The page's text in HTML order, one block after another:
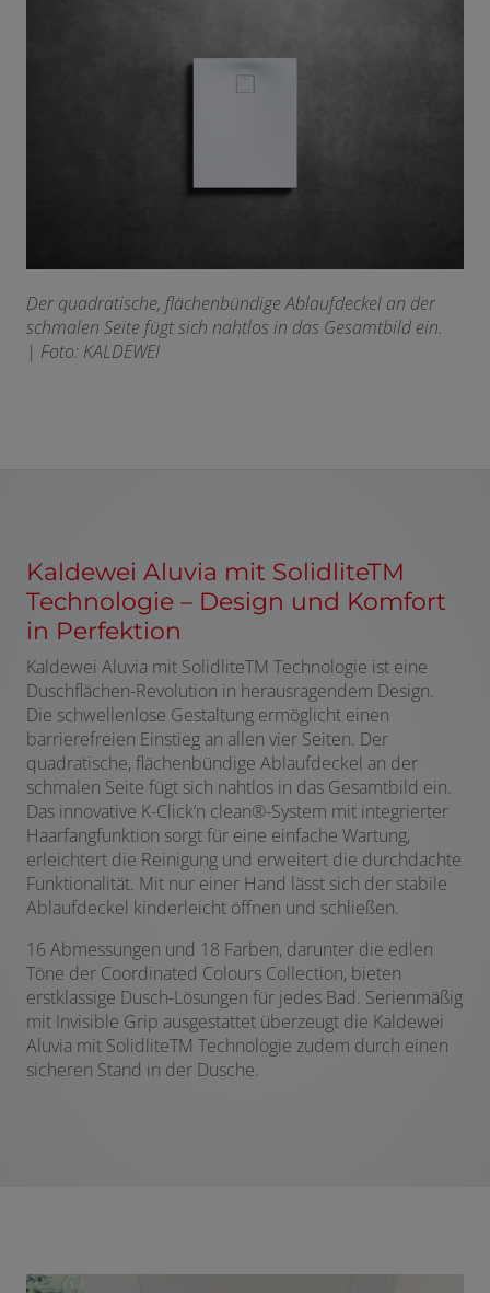
Der quadratische, flächenbündige Ablaufdeckel an der
schmalen Seite fügt sich nahtlos in das Gesamtbild ein.
| Foto: KALDEWEI
Kaldewei Aluvia mit SolidliteTM
Technologie – Design und Komfort
in Perfektion
Kaldewei Aluvia mit SolidliteTM Technologie ist eine
Duschflächen-Revolution in herausragendem Design.
Die schwellenlose Gestaltung ermöglicht einen
barrierefreien Einstieg an allen vier Seiten. Der
quadratische, flächenbündige Ablaufdeckel an der
schmalen Seite fügt sich nahtlos in das Gesamtbild ein.
Das innovative K-Click’n clean®-System mit integrierter
Haarfangfunktion sorgt für eine einfache Wartung,
erleichtert die Reinigung und erweitert die durchdachte
Funktionalität. Mit nur einer Hand lässt sich der stabile
Ablaufdeckel kinderleicht öffnen und schließen.
16 Abmessungen und 18 Farben, darunter die edlen
Töne der Coordinated Colours Collection, bieten
erstklassige Dusch-Lösungen für jedes Bad. Serienmäßig
mit Invisible Grip ausgestattet überzeugt die Kaldewei
Aluvia mit SolidliteTM Technologie zudem durch einen
sicheren Stand in der Dusche.